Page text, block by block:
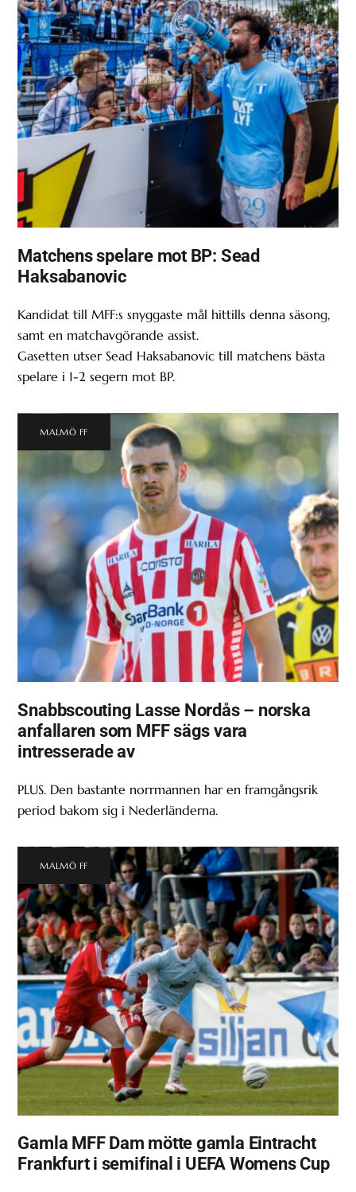
Matchens spelare mot BP: Sead
Haksabanovic
Kandidat till MFF:s snyggaste mål hittills denna säsong,
samt en matchavgörande assist.
Gasetten utser Sead Haksabanovic till matchens bästa
spelare i 1-2 segern mot BP.
MALMÖ FF
Snabbscouting Lasse Nordås – norska
anfallaren som MFF sägs vara
intresserade av
PLUS. Den bastante norrmannen har en framgångsrik
period bakom sig i Nederländerna.
MALMÖ FF
Gamla MFF Dam mötte gamla Eintracht
Frankfurt i semifinal i UEFA Womens Cup